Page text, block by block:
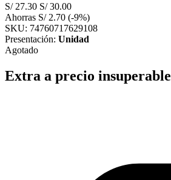
S/27.30 S/30.00
Ahorras S/2.70 (-9%)
SKU: 74760717629108
Presentación: Unidad
Agotado
Extra a precio insuperable